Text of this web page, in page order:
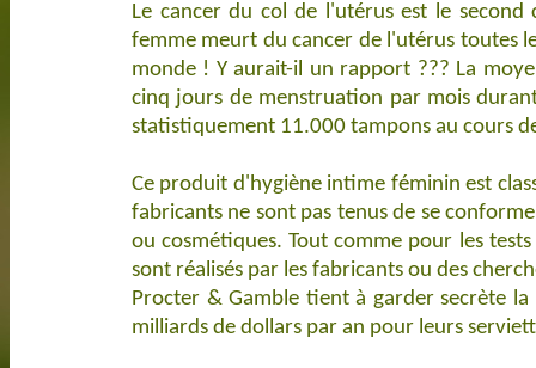
Le cancer du col de l'utérus est le second
femme meurt du cancer de l'utérus toutes
monde ! Y aurait-il un rapport ??? La
cinq jours de menstruation par mois
statistiquement 11.000 tampons au cours
Ce produit d'hygiène intime féminin est
fabricants ne sont pas tenus de se
ou cosmétiques. Tout comme pour les
sont réalisés par les fabricants ou des
Procter & Gamble tient à garder secrète
milliards de dollars par an pour leurs